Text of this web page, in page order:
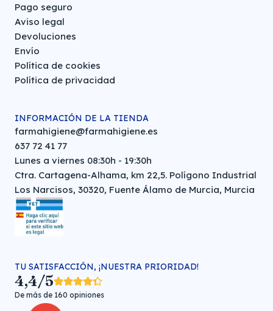
Pago seguro
Aviso legal
Devoluciones
Envío
Política de cookies
Política de privacidad
INFORMACIÓN DE LA TIENDA
farmahigiene@farmahigiene.es
637 72 41 77
Lunes a viernes 08:30h - 19:30h
Ctra. Cartagena-Alhama, km 22,5. Polígono Industrial
Los Narcisos, 30320, Fuente Álamo de Murcia, Murcia
TU SATISFACCIÓN, ¡NUESTRA PRIORIDAD!
4,4/5
De más de 160 opiniones